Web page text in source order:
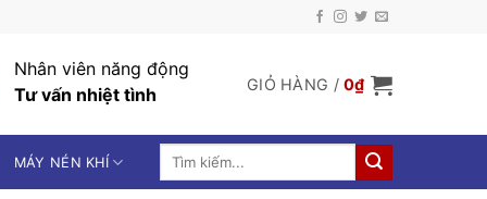
Nhân viên năng động
Tư vấn nhiệt tình
GIỎ HÀNG /0₫
MÁY NÉN KHÍ
Tìm